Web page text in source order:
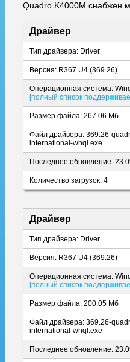
Quadro K4000M снабжен
Драйвер
Тип драйвера: Driver
Версия: R367 U4 (369.26)
Операционная система:
[полный список
Размер файла: 267.06 Мб
Файл драйвера: 369.26-
international-whql.exe
Последнее обновление:
Количество загрузок: 4
Драйвер
Тип драйвера: Driver
Версия: R367 U4 (369.26)
Операционная система:
[полный список
Размер файла: 200.05 Мб
Файл драйвера: 369.26-
international-whql.exe
Последнее обновление: